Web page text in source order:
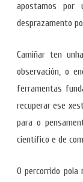
apostamos por
desprazamento
Camiñar ten
observación, o
ferramentas
recuperar ese
para o
científico e de
O percorrido